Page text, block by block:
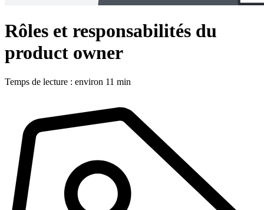
Rôles et responsabilités du
product owner
Temps de lecture : environ 11 min